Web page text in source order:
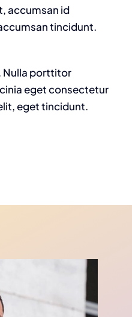
accumsan id
tincidunt.
Nulla porttitor
eget consectetur
eget tincidunt.